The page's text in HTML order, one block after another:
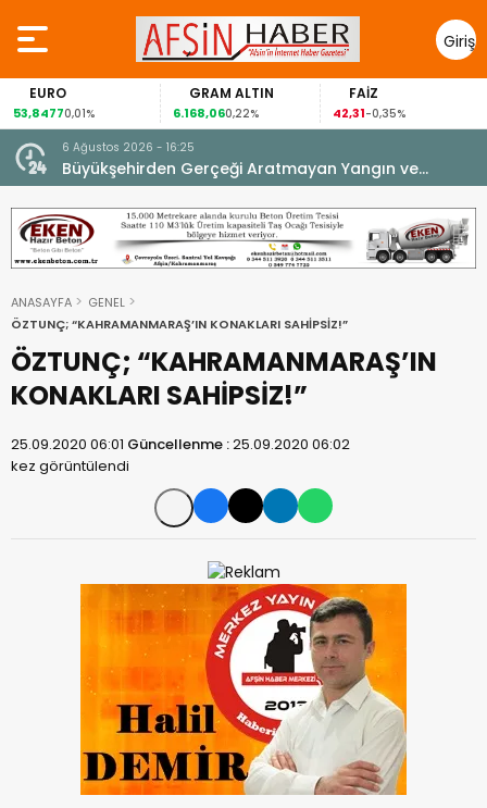
Giriş
Yap
EURO
53,84770,01%
GRAM ALTIN
6.168,060,22%
FAİZ
42,31-0,35%
6 Ağustos 2026 - 16:25
Büyükşehirden Gerçeği Aratmayan Yangın ve
Kurtarma Tatbikatı.
ANASAYFA
GENEL
ÖZTUNÇ; “KAHRAMANMARAŞ’IN KONAKLARI SAHİPSİZ!”
ÖZTUNÇ; “KAHRAMANMARAŞ’IN
KONAKLARI SAHİPSİZ!”
25.09.2020 06:01 Güncellenme :25.09.2020 06:02
kez görüntülendi